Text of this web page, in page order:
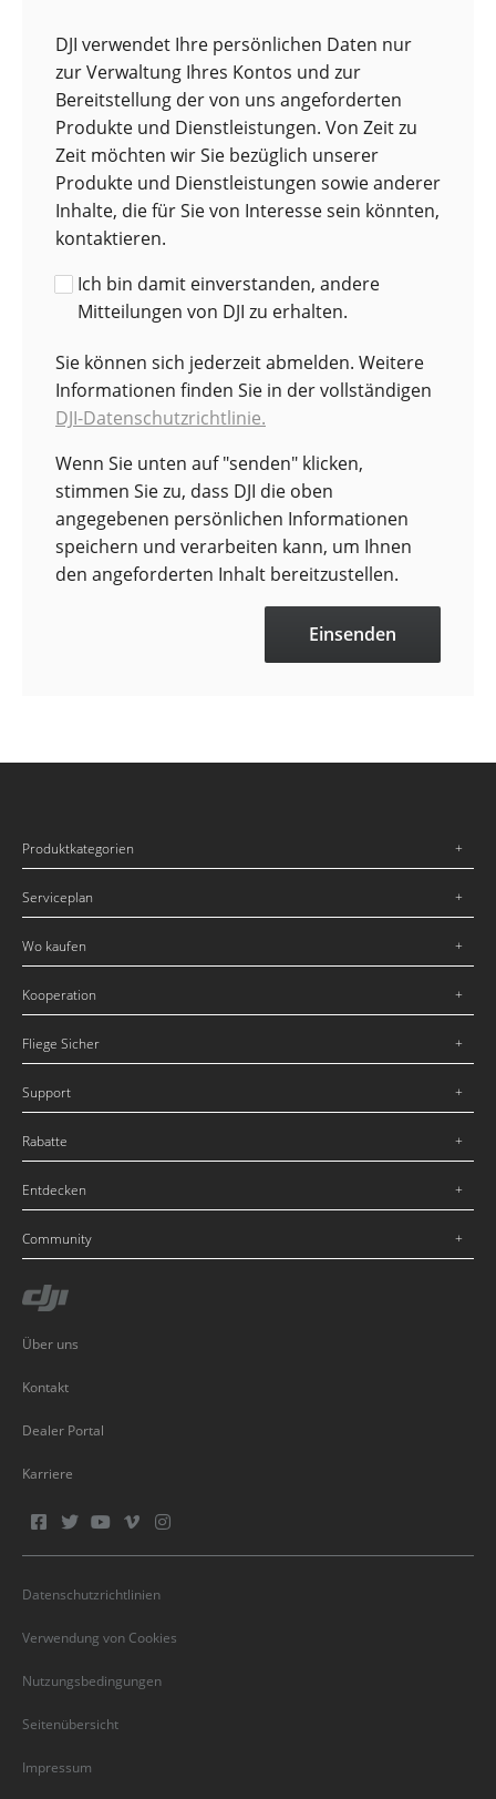
DJI verwendet Ihre persönlichen Daten nur
zur Verwaltung Ihres Kontos und zur
Bereitstellung der von uns angeforderten
Produkte und Dienstleistungen. Von Zeit zu
Zeit möchten wir Sie bezüglich unserer
Produkte und Dienstleistungen sowie anderer
Inhalte, die für Sie von Interesse sein könnten,
kontaktieren.
Ich bin damit einverstanden, andere
Mitteilungen von DJI zu erhalten.
Sie können sich jederzeit abmelden. Weitere
Informationen finden Sie in der vollständigen
DJI-Datenschutzrichtlinie.
Wenn Sie unten auf "senden" klicken,
stimmen Sie zu, dass DJI die oben
angegebenen persönlichen Informationen
speichern und verarbeiten kann, um Ihnen
den angeforderten Inhalt bereitzustellen.
Produktkategorien
Serviceplan
Wo kaufen
Kooperation
Fliege Sicher
Support
Rabatte
Entdecken
Community
Über uns
Kontakt
Dealer Portal
Karriere
Datenschutzrichtlinien
Verwendung von Cookies
Nutzungsbedingungen
Seitenübersicht
Impressum